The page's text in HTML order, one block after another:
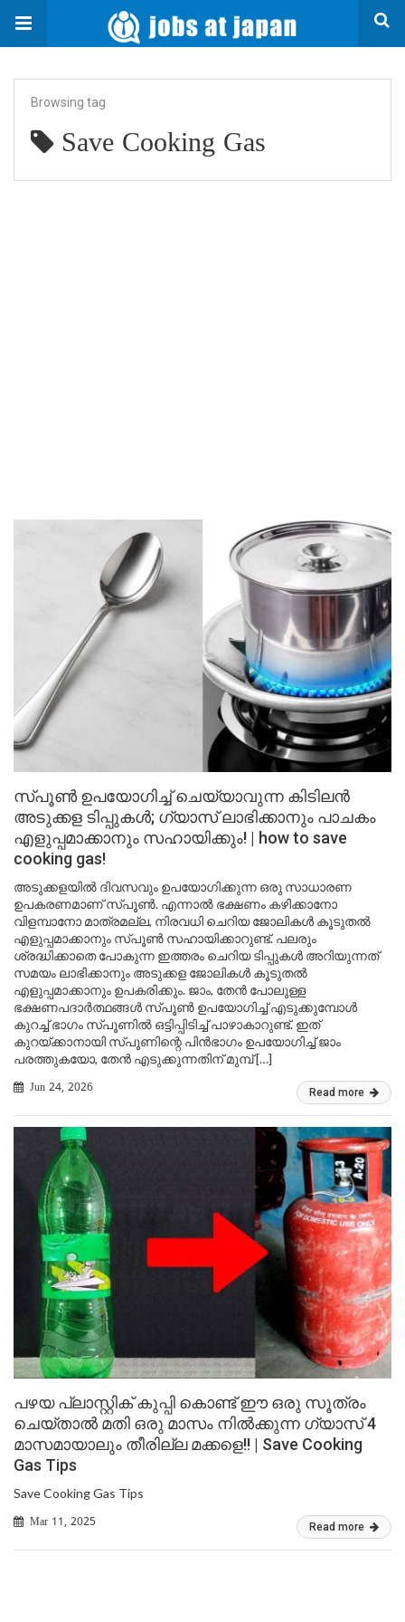
Browsing tag
Save Cooking Gas
സ്പൂൺ ഉപയോഗിച്ച് ചെയ്യാവുന്ന കിടിലൻ
അടുക്കള ടിപ്പുകൾ; ഗ്യാസ് ലാഭിക്കാനും പാചകം
എളുപ്പമാക്കാനും സഹായിക്കും! | how to save
cooking gas!
അടുക്കളയിൽ ദിവസവും ഉപയോഗിക്കുന്ന ഒരു സാധാരണ
ഉപകരണമാണ് സ്പൂൺ. എന്നാൽ ഭക്ഷണം കഴിക്കാനോ
വിളമ്പാനോ മാത്രമല്ല, നിരവധി ചെറിയ ജോലികൾ കൂടുതൽ
എളുപ്പമാക്കാനും സ്പൂൺ സഹായിക്കാറുണ്ട്. പലരും
ശ്രദ്ധിക്കാതെ പോകുന്ന ഇത്തരം ചെറിയ ടിപ്പുകൾ അറിയുന്നത്
സമയം ലാഭിക്കാനും അടുക്കള ജോലികൾ കൂടുതൽ
എളുപ്പമാക്കാനും ഉപകരിക്കും. ജാം, തേൻ പോലുള്ള
ഭക്ഷണപദാർത്ഥങ്ങൾ സ്പൂൺ ഉപയോഗിച്ച് എടുക്കുമ്പോൾ
കുറച്ച് ഭാഗം സ്പൂണിൽ ഒട്ടിപ്പിടിച്ച് പാഴാകാറുണ്ട്. ഇത്
കുറയ്ക്കാനായി സ്പൂണിന്റെ പിൻഭാഗം ഉപയോഗിച്ച് ജാം
പരത്തുകയോ, തേൻ എടുക്കുന്നതിന് മുമ്പ് […]
Jun 24, 2026 Read more
പഴയ പ്ലാസ്റ്റിക് കുപ്പി കൊണ്ട് ഈ ഒരു സൂത്രം
ചെയ്താൽ മതി ഒരു മാസം നിൽക്കുന്ന ഗ്യാസ് 4
മാസമായാലും തീരില്ല മക്കളെ!! | Save Cooking
Gas Tips
Save Cooking Gas Tips
Mar 11, 2025 Read more